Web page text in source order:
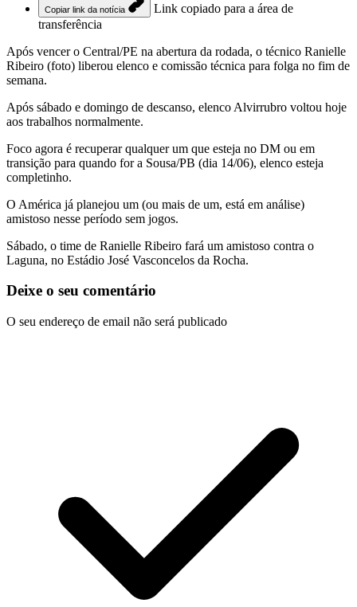
Copiar link da notícia
Link copiado para a área de
transferência
Após vencer o Central/PE na abertura da rodada, o técnico Ranielle
Ribeiro (foto) liberou elenco e comissão técnica para folga no fim de
semana.
Após sábado e domingo de descanso, elenco Alvirrubro voltou hoje
aos trabalhos normalmente.
Foco agora é recuperar qualquer um que esteja no DM ou em
transição para quando for a Sousa/PB (dia 14/06), elenco esteja
completinho.
O América já planejou um (ou mais de um, está em análise)
amistoso nesse período sem jogos.
Sábado, o time de Ranielle Ribeiro fará um amistoso contra o
Laguna, no Estádio José Vasconcelos da Rocha.
Deixe o seu comentário
O seu endereço de email não será publicado